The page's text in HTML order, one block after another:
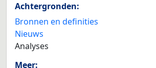
Achtergronden:
Bronnen en definities
Nieuws
Analyses
Meer: